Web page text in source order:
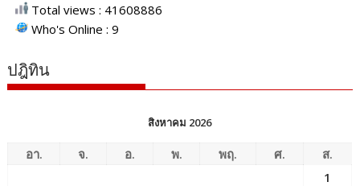
Total views : 41608886
Who's Online : 9
ปฎิทิน
สิงหาคม 2026
อา. จ. อ. พ. พฤ. ศ.
ส.
1